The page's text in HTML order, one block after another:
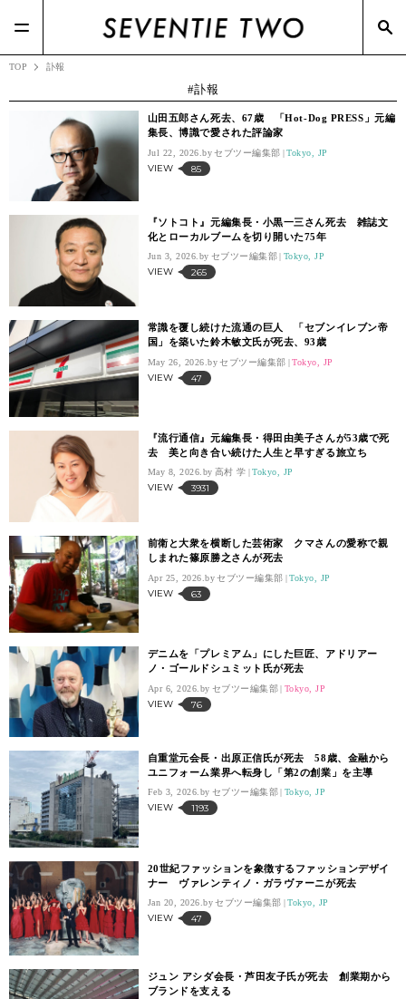
TOP 訃報
訃報
山田五郎さん死去、67歳 「Hot-Dog PRESS」元編
集長、博識で愛された評論家
Jul 22, 2026. セブツー編集部 Tokyo, JP
VIEW 85
『ソトコト』元編集長・小黒一三さん死去 雑誌文
化とローカルブームを切り開いた75年
Jun 3, 2026. セブツー編集部 Tokyo, JP
VIEW 265
常識を覆し続けた流通の巨人 「セブンイレブン帝
国」を築いた鈴木敏文氏が死去、93歳
May 26, 2026. セブツー編集部 Tokyo, JP
VIEW 47
『流行通信』元編集長・得田由美子さんが53歳で死
去 美と向き合い続けた人生と早すぎる旅立ち
May 8, 2026. 高村 学 Tokyo, JP
VIEW 3931
前衛と大衆を横断した芸術家 クマさんの愛称で親
しまれた篠原勝之さんが死去
Apr 25, 2026. セブツー編集部 Tokyo, JP
VIEW 63
デニムを「プレミアム」にした巨匠、アドリアー
ノ・ゴールドシュミット氏が死去
Apr 6, 2026. セブツー編集部 Tokyo, JP
VIEW 76
自重堂元会長・出原正信氏が死去 58歳、金融から
ユニフォーム業界へ転身し「第2の創業」を主導
Feb 3, 2026. セブツー編集部 Tokyo, JP
VIEW 1193
20世紀ファッションを象徴するファッションデザイ
ナー ヴァレンティノ・ガラヴァーニが死去
Jan 20, 2026. セブツー編集部 Tokyo, JP
VIEW 47
ジュン アシダ会長・芦田友子氏が死去 創業期から
ブランドを支える